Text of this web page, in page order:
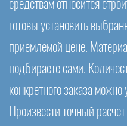
средствам относится
готовы установить
приемлемой цене.
подбираете сами.
конкретного заказа
Произвести точный